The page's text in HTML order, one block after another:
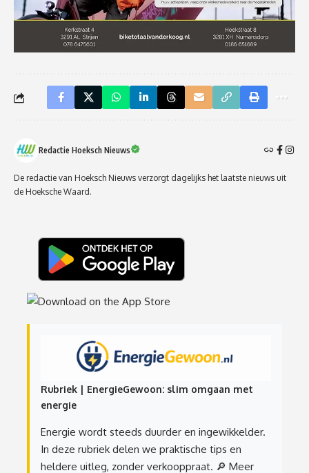
Redactie Hoeksch Nieuws
De redactie van Hoeksch Nieuws verzorgt dagelijks het laatste nieuws uit
de Hoeksche Waard.
Rubriek | EnergieGewoon: slim omgaan met
energie
Energie wordt steeds duurder en ingewikkelder.
In deze rubriek delen we praktische tips en
heldere uitleg, zonder verkooppraat. 🔎 Meer